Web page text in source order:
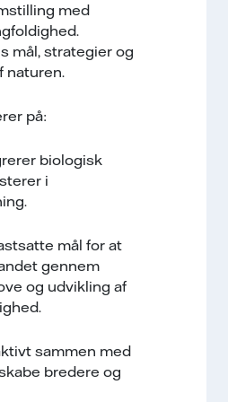
med
mål, strategier og
naturen.
på:
biologisk
i
mål for at
gennem
og udvikling af
sammen med
bredere og